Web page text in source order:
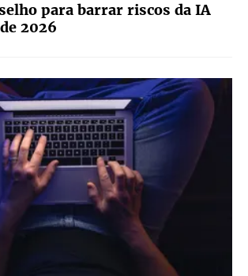
para barrar riscos da IA
2026